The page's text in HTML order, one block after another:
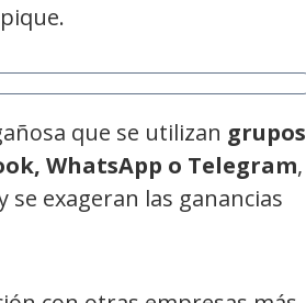
que se utilizan grupos
WhatsApp o Telegram,
se exageran las ganancias